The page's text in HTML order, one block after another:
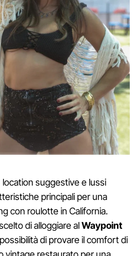
suggestive e lussi
principali per una
con roulotte in California.
di alloggiare alWaypoint
di provare il comfort di